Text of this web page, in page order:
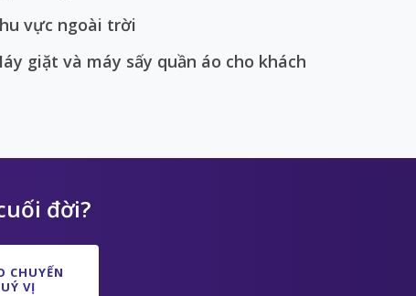
vực ngoài trời
giặt và máy sấy quần áo cho khách
đời?
CHUYẾN
VỊ